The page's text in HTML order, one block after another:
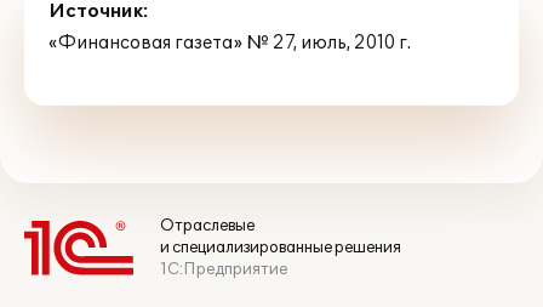
Источник:
«Финансовая газета» № 27, июль, 2010 г.
Отраслевые
и специализированные решения
1С:Предприятие